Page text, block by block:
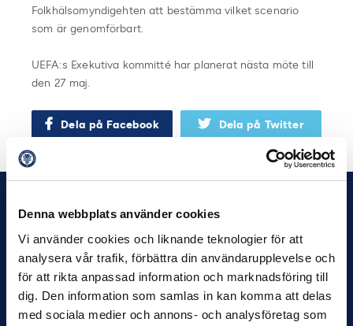
Denna webbplats använder cookies
Vi använder cookies och liknande teknologier för att
analysera vår trafik, förbättra din användarupplevelse och
för att rikta anpassad information och marknadsföring till
dig. Den information som samlas in kan komma att delas
med sociala medier och annons- och analysföretag som
Folkhälsomyndigehten att bestämma vilket scenario
som är genomförbart.
UEFA:s Exekutiva kommitté har planerat nästa möte till
den 27 maj.
Dela på Facebook Dela på Twitter